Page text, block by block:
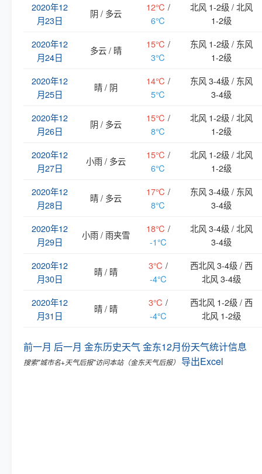
2020年12
月23日
阴 / 多云
12℃ /
6℃
北风 1-2级 / 北风
1-2级
2020年12
月24日
多云 / 晴
15℃ /
3℃
东风 1-2级 / 东风
1-2级
2020年12
月25日
晴 / 阴
14℃ /
5℃
东风 3-4级 / 东风
3-4级
2020年12
月26日
阴 / 多云
15℃ /
8℃
北风 1-2级 / 北风
1-2级
2020年12
月27日
小雨 / 多云
15℃ /
6℃
北风 1-2级 / 北风
1-2级
2020年12
月28日
晴 / 多云
17℃ /
8℃
东风 3-4级 / 东风
3-4级
2020年12
月29日
小雨 / 雨夹雪
18℃ /
-1℃
北风 3-4级 / 北风
3-4级
2020年12
月30日
晴 / 晴
3℃ /
-4℃
西北风 3-4级 / 西
北风 3-4级
2020年12
月31日
晴 / 晴
3℃ /
-4℃
西北风 1-2级 / 西
北风 1-2级
前一月 后一月 金东历史天气 金东12月份天气统计信息
搜索"城市名+天气后报"访问本站（金东天气后报） 导出Excel